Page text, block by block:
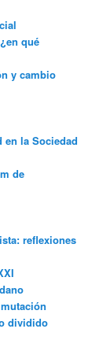
qué
y cambio
en la Sociedad
de
reflexiones
dividido